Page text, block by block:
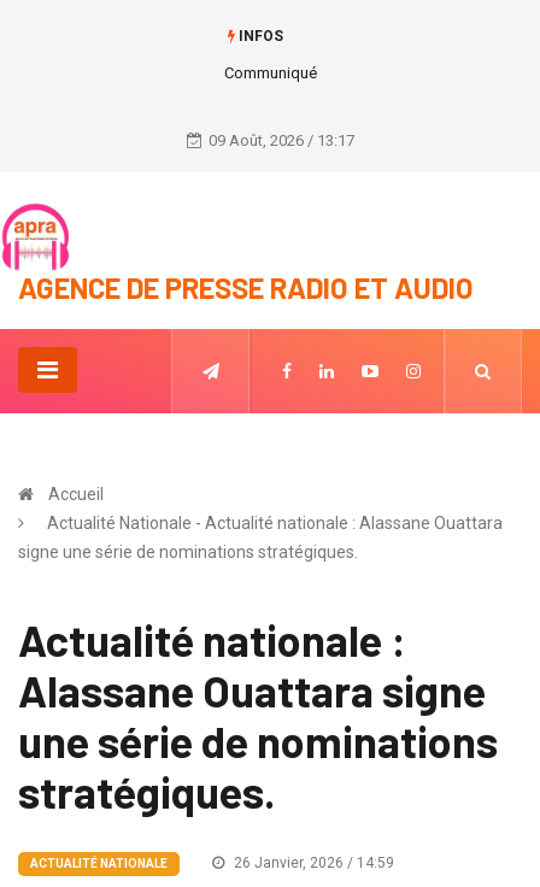
INFOS
Communiqué
09 Août, 2026 / 13:17
AGENCE DE PRESSE RADIO ET AUDIO
Accueil
Actualité Nationale - Actualité nationale : Alassane Ouattara
signe une série de nominations stratégiques.
Actualité nationale :
Alassane Ouattara signe
une série de nominations
stratégiques.
ACTUALITÉ NATIONALE 26 Janvier, 2026 / 14:59